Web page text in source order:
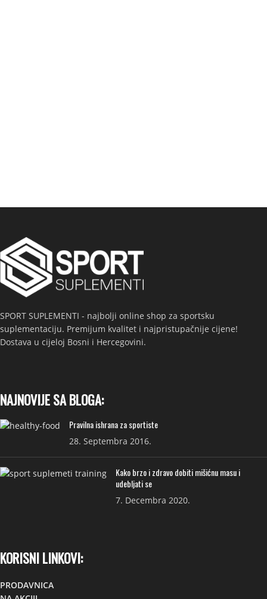
SPORT SUPLEMENTI - najbolji online shop za sportsku
suplementaciju. Premijum kvalitet i najpristupačnije cijene!
Dostava u cijeloj Bosni i Hercegovini.
NAJNOVIJE SA BLOGA:
Pravilna ishrana za sportiste
28. Septembra 2016.
Kako brzo i zdravo dobiti mišićnu masu i
udebljati se
7. Decembra 2020.
KORISNI LINKOVI:
PRODAVNICA